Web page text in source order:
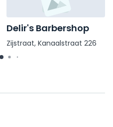
Delir's Barbershop
Zijstraat, Kanaalstraat 226